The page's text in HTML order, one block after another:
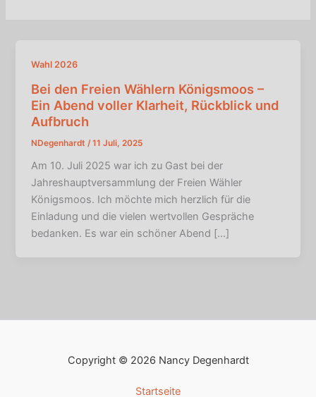
Wahl 2026
Bei den Freien Wählern Königsmoos –
Ein Abend voller Klarheit, Rückblick und
Aufbruch
NDegenhardt /11 Juli, 2025
Am 10. Juli 2025 war ich zu Gast bei der
Jahreshauptversammlung der Freien Wähler
Königsmoos. Ich möchte mich herzlich für die
Einladung und die vielen wertvollen Gespräche
bedanken. Es war ein schöner Abend […]
Copyright © 2026 Nancy Degenhardt
Startseite